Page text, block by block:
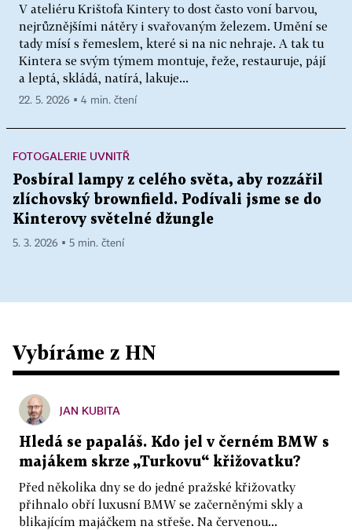
V ateliéru Krištofa Kintery to dost často voní barvou,
nejrůznějšími nátěry i svařovaným železem. Umění se
tady mísí s řemeslem, které si na nic nehraje. A tak tu
Kintera se svým týmem montuje, řeže, restauruje, pájí
a leptá, skládá, natírá, lakuje...
22. 5. 2026 ▪ 4 min. čtení
FOTOGALERIE UVNITŘ
Posbíral lampy z celého světa, aby rozzářil
zlíchovský brownfield. Podívali jsme se do
Kinterovy světelné džungle
5. 3. 2026 ▪ 5 min. čtení
Vybíráme z HN
JAN KUBITA
Hledá se papaláš. Kdo jel v černém BMW s
majákem skrze „Turkovu“ křižovatku?
Před několika dny se do jedné pražské křižovatky
přihnalo obří luxusní BMW se začerněnými skly a
blikajícím majáčkem na střeše. Na červenou...